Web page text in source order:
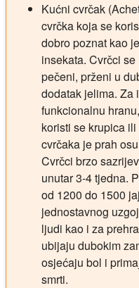
Kućni cvrčak
cvrčka koja se
dobro poznat kao
insekata. Cvrčci
pečeni, prženi u
dodatak jelima. Za
funkcionalnu
koristi se krupica
cvrčaka je prah
Cvrčci brzo
unutar 3-4 tjedna.
od 1200 do 1500
jednostavnog
ljudi kao i za
ubijaju dubokim
osjećaju bol i
smrti.